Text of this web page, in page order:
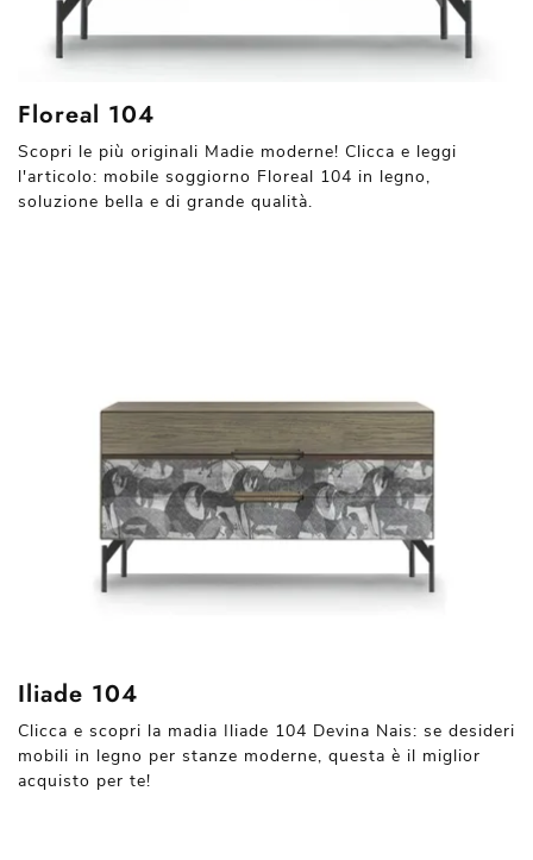
Floreal 104
Scopri le più originali Madie moderne! Clicca e leggi
l'articolo: mobile soggiorno Floreal 104 in legno,
soluzione bella e di grande qualità.
Iliade 104
Clicca e scopri la madia Iliade 104 Devina Nais: se desideri
mobili in legno per stanze moderne, questa è il miglior
acquisto per te!